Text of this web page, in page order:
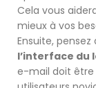
Cela vous
mieux à vos
Ensuite, pensez
l’interface du
e-mail doit être